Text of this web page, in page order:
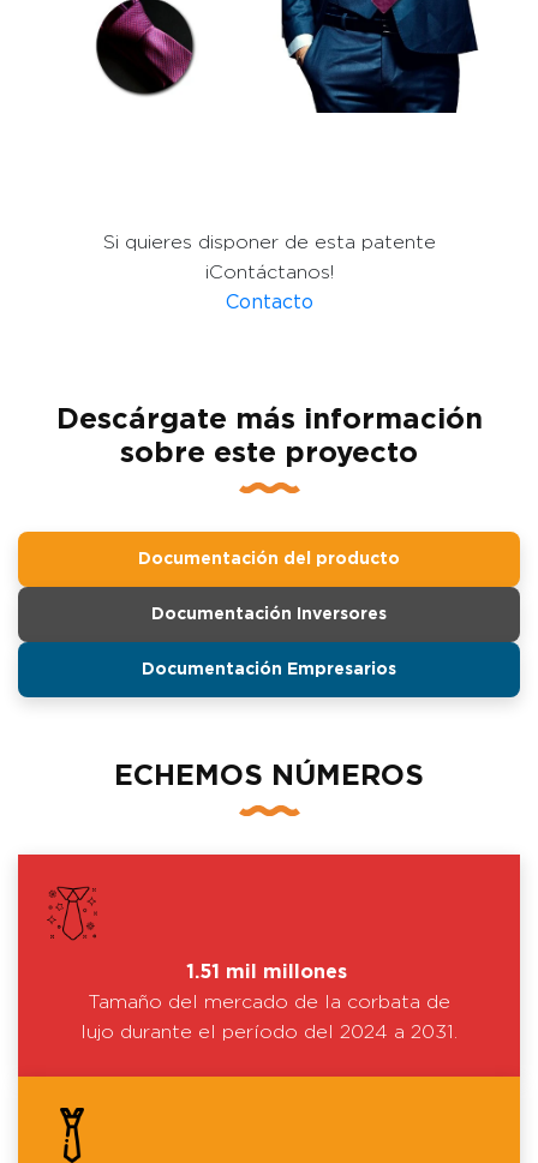
Si quieres disponer de esta patente
¡Contáctanos!
Contacto
Descárgate más información
sobre este proyecto
Documentación del producto
Documentación Inversores
Documentación Empresarios
ECHEMOS NÚMEROS
1.51 mil millones
Tamaño del mercado de la corbata de
lujo durante el período del 2024 a 2031.